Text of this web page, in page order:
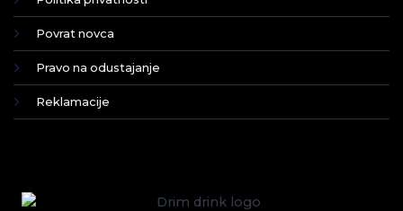
Povrat novca
Pravo na odustajanje
Reklamacije